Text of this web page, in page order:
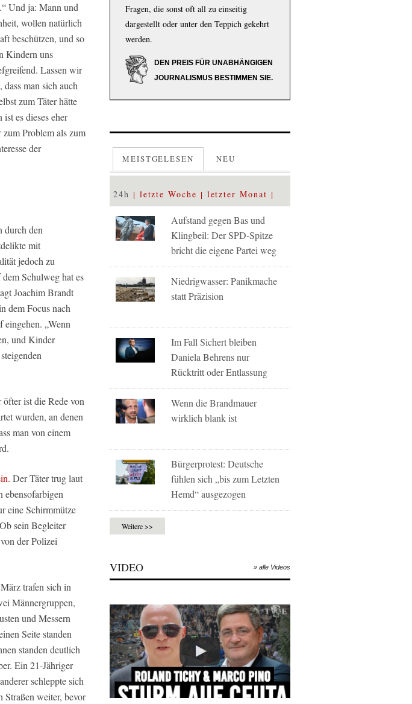
Und ja: Mann und
wollen natürlich
beschützen, und so
Kindern uns
Lassen wir
man sich auch
zum Täter hätte
es dieses eher
Problem als zum
der
durch den
mit
jedoch zu
Schulweg hat es
Joachim Brandt
dem Focus nach
„Wenn
und Kinder
ist die Rede von
wurden, an denen
man von einem
Der Täter trug laut
ebensofarbigen
eine Schirmmütze
sein Begleiter
der Polizei
trafen sich in
Männergruppen,
und Messern
Seite standen
standen deutlich
Ein 21-Jähriger
schleppte sich
Straßen weiter, bevor
Fragen, die sonst oft all zu einseitig
dargestellt oder unter den Teppich gekehrt
werden.
DEN PREIS FÜR UNABHÄNGIGEN
JOURNALISMUS BESTIMMEN SIE.
MEISTGELESEN NEU
24h letzte Woche letzter Monat
Aufstand gegen Bas und
Klingbeil: Der SPD-Spitze
bricht die eigene Partei weg
Niedrigwasser: Panikmache
statt Präzision
Im Fall Sichert bleiben
Daniela Behrens nur
Rücktritt oder Entlassung
Wenn die Brandmauer
wirklich blank ist
Bürgerprotest: Deutsche
fühlen sich „bis zum Letzten
Hemd“ ausgezogen
Weitere >>
VIDEO » alle Videos